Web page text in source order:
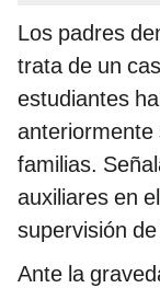
Los padres
trata de un
estudiantes
anteriormente
familias.
auxiliares en el
supervisión
Ante la